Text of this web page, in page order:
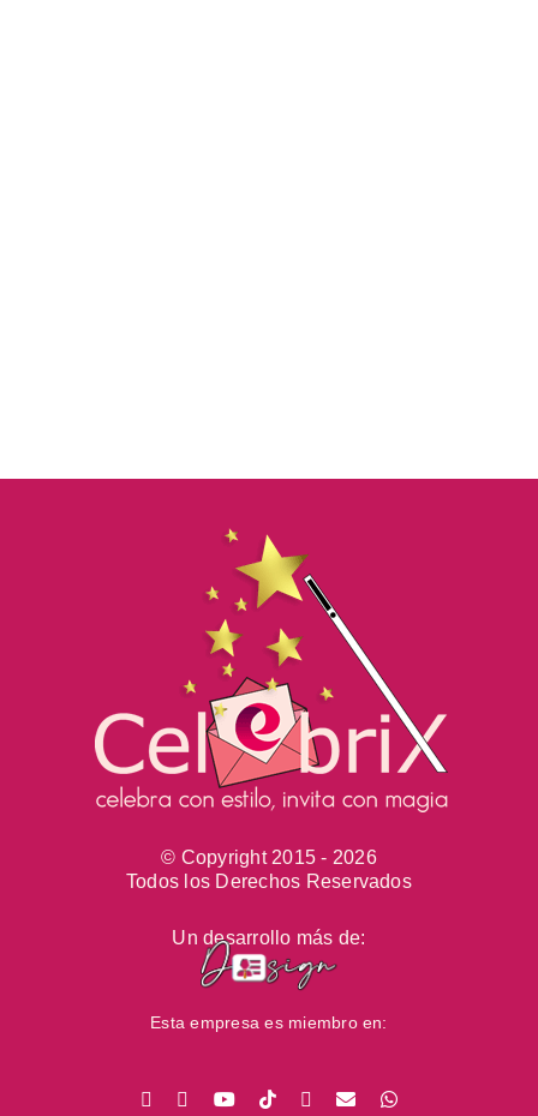
© Copyright 2015 - 2026
Todos los Derechos Reservados
Un desarrollo más de:
Esta empresa es miembro en:
FacebookInstagramYouTube
Tiktok
PinterestEmailWhatsApp